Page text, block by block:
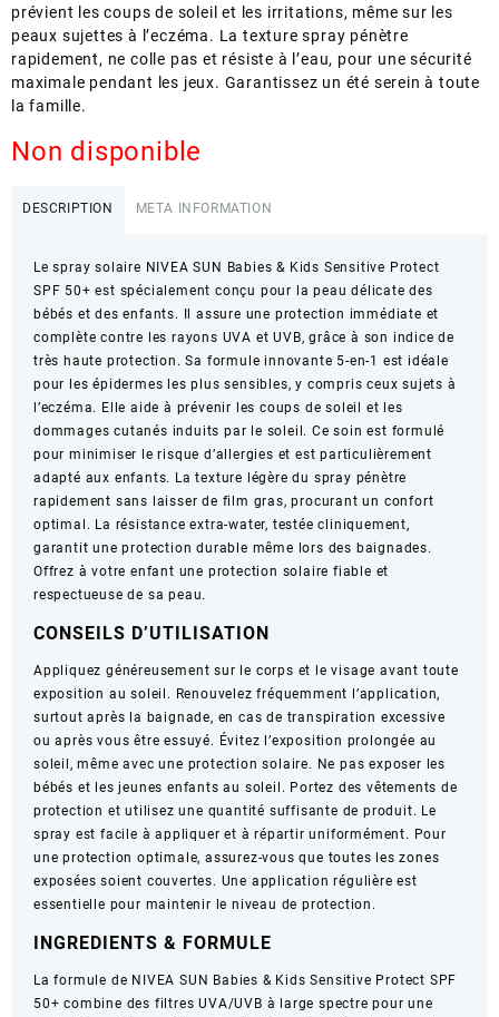
prévient les coups de soleil et les irritations, même sur les
peaux sujettes à l’eczéma. La texture spray pénètre
rapidement, ne colle pas et résiste à l’eau, pour une sécurité
maximale pendant les jeux. Garantissez un été serein à toute
la famille.
Non disponible
DESCRIPTION META INFORMATION
Le spray solaire NIVEA SUN Babies & Kids Sensitive Protect
SPF 50+ est spécialement conçu pour la peau délicate des
bébés et des enfants. Il assure une protection immédiate et
complète contre les rayons UVA et UVB, grâce à son indice de
très haute protection. Sa formule innovante 5-en-1 est idéale
pour les épidermes les plus sensibles, y compris ceux sujets à
l’eczéma. Elle aide à prévenir les coups de soleil et les
dommages cutanés induits par le soleil. Ce soin est formulé
pour minimiser le risque d’allergies et est particulièrement
adapté aux enfants. La texture légère du spray pénètre
rapidement sans laisser de film gras, procurant un confort
optimal. La résistance extra-water, testée cliniquement,
garantit une protection durable même lors des baignades.
Offrez à votre enfant une protection solaire fiable et
respectueuse de sa peau.
CONSEILS D’UTILISATION
Appliquez généreusement sur le corps et le visage avant toute
exposition au soleil. Renouvelez fréquemment l’application,
surtout après la baignade, en cas de transpiration excessive
ou après vous être essuyé. Évitez l’exposition prolongée au
soleil, même avec une protection solaire. Ne pas exposer les
bébés et les jeunes enfants au soleil. Portez des vêtements de
protection et utilisez une quantité suffisante de produit. Le
spray est facile à appliquer et à répartir uniformément. Pour
une protection optimale, assurez-vous que toutes les zones
exposées soient couvertes. Une application régulière est
essentielle pour maintenir le niveau de protection.
INGREDIENTS & FORMULE
La formule de NIVEA SUN Babies & Kids Sensitive Protect SPF
50+ combine des filtres UVA/UVB à large spectre pour une